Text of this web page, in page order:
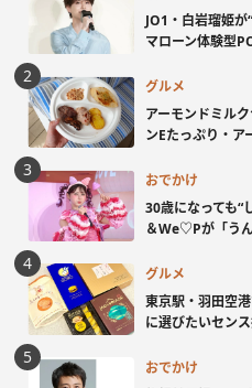
JO1・白岩瑠姫
マローン体験型
グルメ
アーモンドミル
ンEたっぷり・ア
おでかけ
30歳になっても
＆We♡Pが「う
グルメ
東京駅・羽田空
に選びたいセン
おでかけ